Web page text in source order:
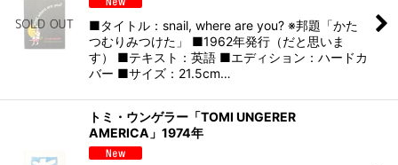
■タイトル：snail, where are you? ※邦題「かた
つむりみつけた」 ■1962年発行（だと思いま
す） ■テキスト：英語 ■エディション：ハードカ
バー ■サイズ：21.5cm…
トミ・ウンゲラー「TOMI UNGERER
AMERICA」1974年